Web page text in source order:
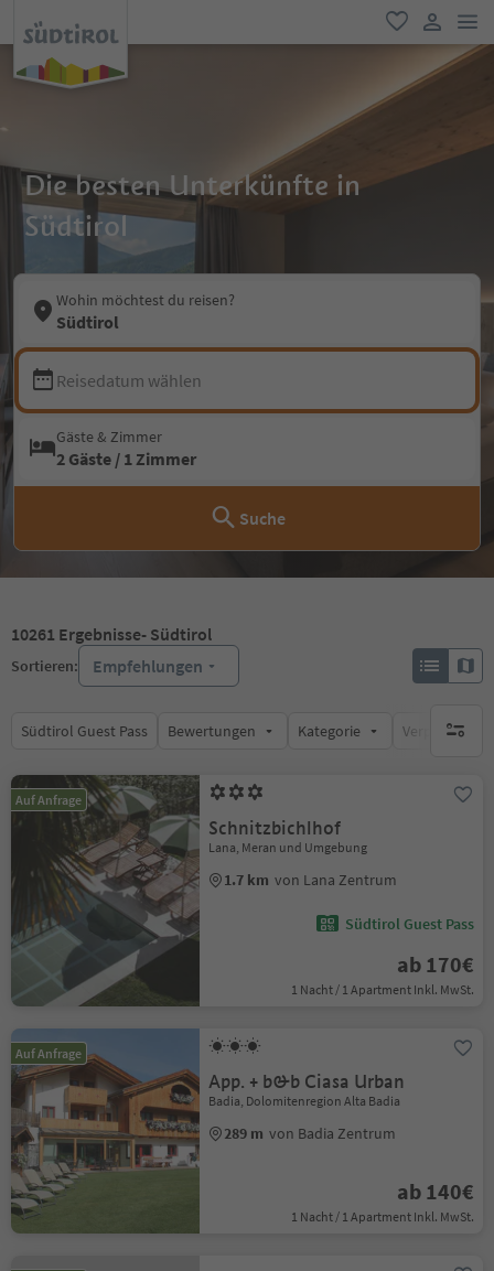
favorit
user link
Die besten Unterkünfte in
Südtirol
Wohin möchtest du reisen?
Südtirol
Reisedatum wählen
Gäste & Zimmer
2 Gäste / 1 Zimmer
Suche
10261 Ergebnisse- Südtirol
Sortieren: Empfehlungen
Südtirol Guest Pass Bewertungen Kategorie keine
Auf Anfrage
Schnitzbichlhof
Lana, Meran und Umgebung
1.7 km von Lana Zentrum
Südtirol Guest Pass
ab 170€
1 Nacht / 1 Apartment Inkl. MwSt.
Auf Anfrage
App. + b&b Ciasa Urban
Badia, Dolomitenregion Alta Badia
289 m von Badia Zentrum
ab 140€
1 Nacht / 1 Apartment Inkl. MwSt.